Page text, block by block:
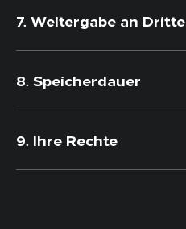
7. Weitergabe an Dritte
8. Speicherdauer
9. Ihre Rechte